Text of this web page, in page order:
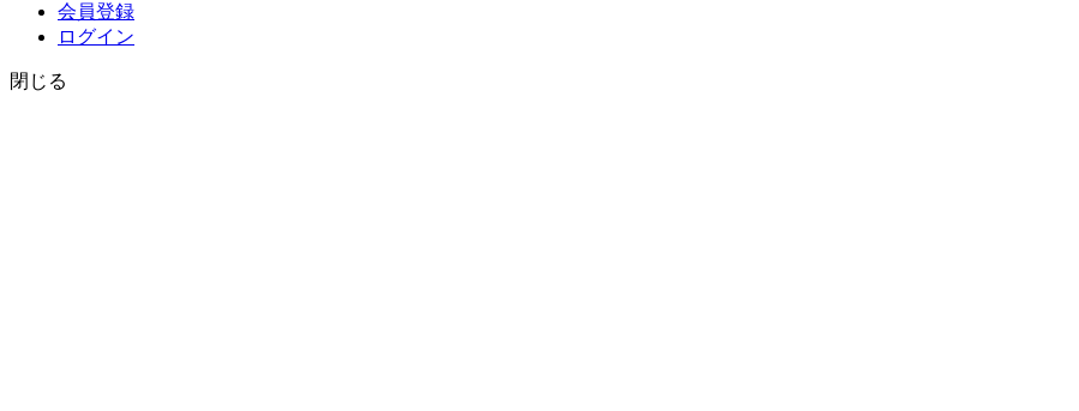
会員登録
ログイン
閉じる